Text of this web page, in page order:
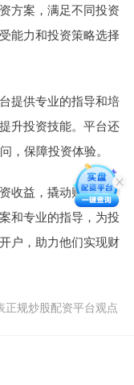
方案，满足不同投资
能力和投资策略选择
提供专业的指导和培
升投资技能。平台还
，保障投资体验。
收益，撬动财富杠
和专业的指导，为投
户，助力他们实现财
规炒股配资平台观点